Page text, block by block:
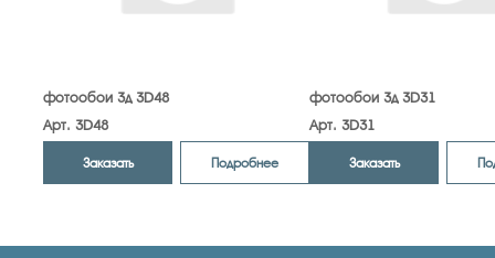
фотообои 3д 3D48
Арт. 3D48
Заказать Подробнее
фотообои 3д 3D31
Арт. 3D31
Заказать